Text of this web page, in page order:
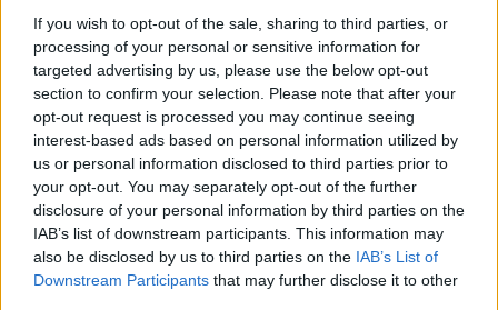
If you wish to opt-out of the sale, sharing to third parties, or
processing of your personal or sensitive information for
targeted advertising by us, please use the below opt-out
section to confirm your selection. Please note that after your
opt-out request is processed you may continue seeing
interest-based ads based on personal information utilized by
us or personal information disclosed to third parties prior to
your opt-out. You may separately opt-out of the further
disclosure of your personal information by third parties on the
IAB’s list of downstream participants. This information may
also be disclosed by us to third parties on the IAB’s List of
Downstream Participants that may further disclose it to other
Būstas 2025-10-03